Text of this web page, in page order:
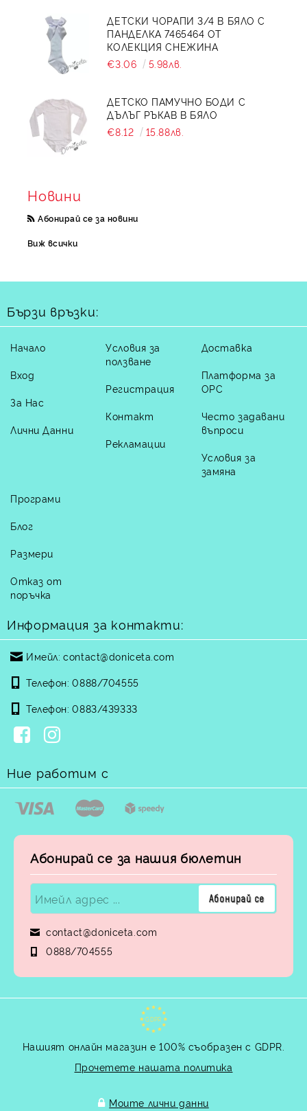
ДЕТСКИ ЧОРАПИ 3/4 В БЯЛО С
ПАНДЕЛКА 7465464 ОТ
КОЛЕКЦИЯ СНЕЖИНА
€3.06
5.98лв.
ДЕТСКО ПАМУЧНО БОДИ С
ДЪЛЪГ РЪКАВ В БЯЛО
€8.12
15.88лв.
Новини
Абонирай се за новини
Виж всички
Бързи връзки:
Начало
Вход
За Нас
Лични Данни
Условия за
ползване
Регистрация
Контакт
Рекламации
Доставка
Платформа за
ОРС
Често задавани
въпроси
Условия за
замяна
Програми
Блог
Размери
Отказ от
поръчка
Информация за контакти:
Имейл: contact@doniceta.com
Телефон: 0888/704555
Телефон: 0883/439333
Ние работим с
Абонирай се за нашия бюлетин
contact@doniceta.com
0888/704555
GDPR
Нашият онлайн магазин е 100% съобразен с GDPR.
Прочетете нашата политика
Моите лични данни